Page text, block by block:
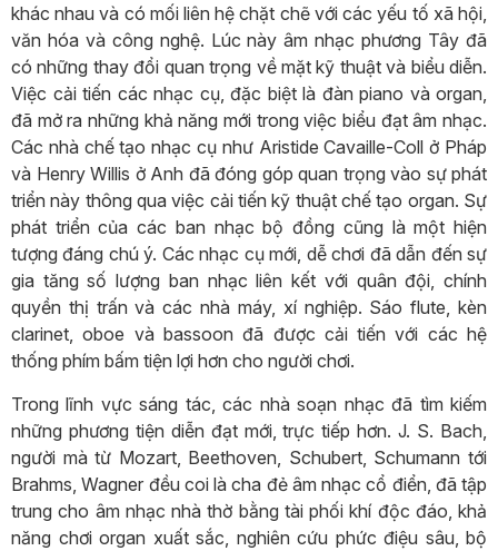
khác nhau và có mối liên hệ chặt chẽ với các yếu tố xã hội,
văn hóa và công nghệ. Lúc này âm nhạc phương Tây đã
có những thay đổi quan trọng về mặt kỹ thuật và biểu diễn.
Việc cải tiến các nhạc cụ, đặc biệt là đàn piano và organ,
đã mở ra những khả năng mới trong việc biểu đạt âm nhạc.
Các nhà chế tạo nhạc cụ như Aristide Cavaille-Coll ở Pháp
và Henry Willis ở Anh đã đóng góp quan trọng vào sự phát
triển này thông qua việc cải tiến kỹ thuật chế tạo organ. Sự
phát triển của các ban nhạc bộ đồng cũng là một hiện
tượng đáng chú ý. Các nhạc cụ mới, dễ chơi đã dẫn đến sự
gia tăng số lượng ban nhạc liên kết với quân đội, chính
quyền thị trấn và các nhà máy, xí nghiệp. Sáo flute, kèn
clarinet, oboe và bassoon đã được cải tiến với các hệ
thống phím bấm tiện lợi hơn cho người chơi.
Trong lĩnh vực sáng tác, các nhà soạn nhạc đã tìm kiếm
những phương tiện diễn đạt mới, trực tiếp hơn. J. S. Bach,
người mà từ Mozart, Beethoven, Schubert, Schumann tới
Brahms, Wagner đều coi là cha đẻ âm nhạc cổ điển, đã tập
trung cho âm nhạc nhà thờ bằng tài phối khí độc đáo, khả
năng chơi organ xuất sắc, nghiên cứu phức điệu sâu, bộ